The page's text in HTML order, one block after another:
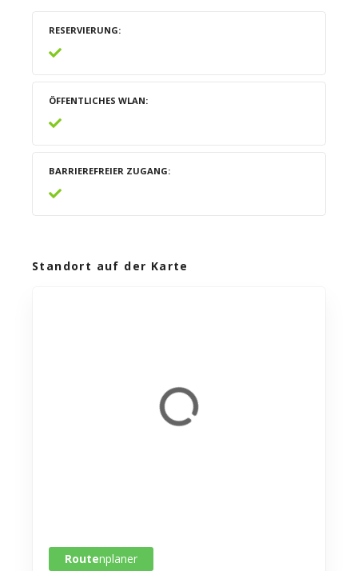
RESERVIERUNG
ÖFFENTLICHES WLAN
BARRIEREFREIER ZUGANG
Standort auf der Karte
Routenplaner